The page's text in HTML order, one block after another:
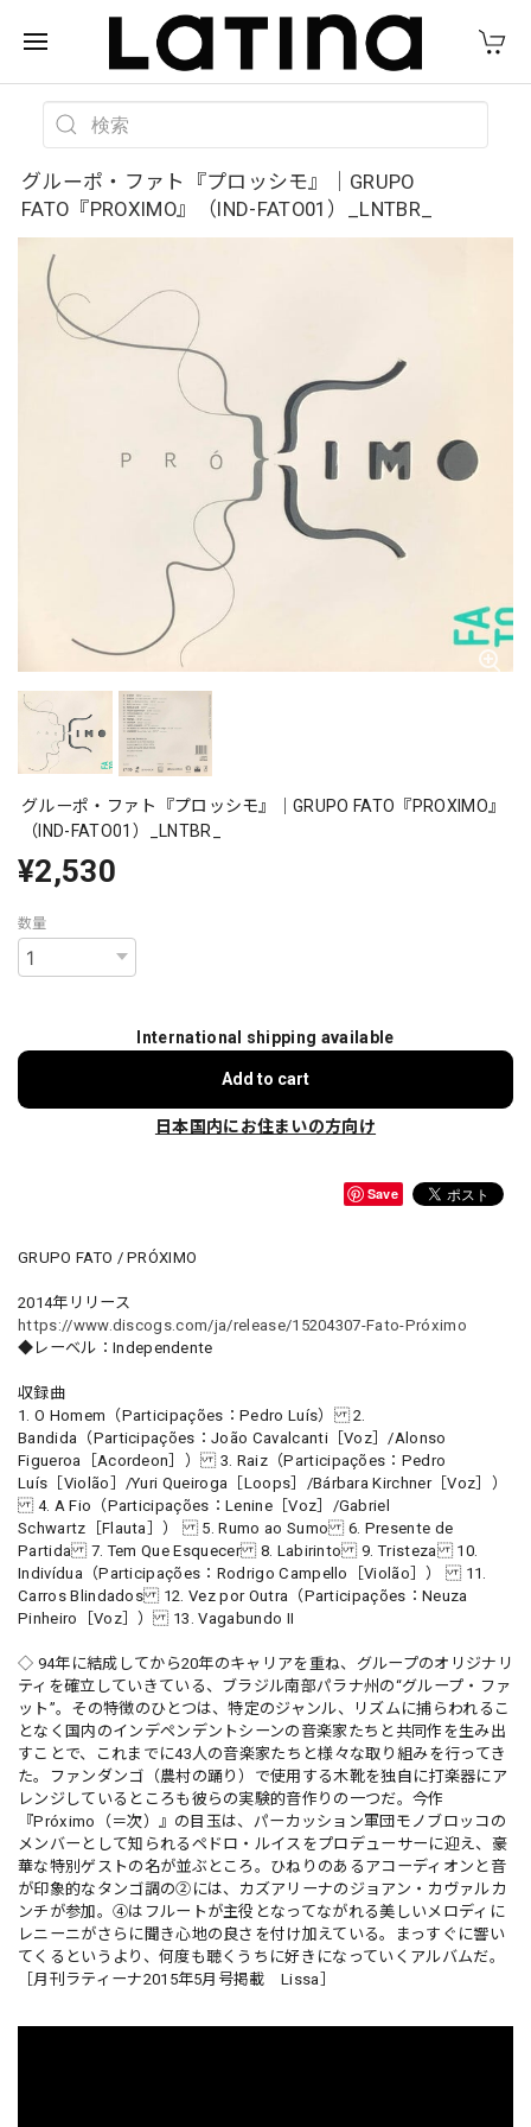
グルーポ・ファト『プロッシモ』｜GRUPO
FATO『PROXIMO』（IND-FATO01）_LNTBR_
グルーポ・ファト『プロッシモ』｜GRUPO FATO『PROXIMO』
（IND-FATO01）_LNTBR_
¥2,530
数量
International shipping available
Add to cart
日本国内にお住まいの方向け
Save
GRUPO FATO / PRÓXIMO
2014年リリース
https://www.discogs.com/ja/release/15204307-Fato-Próximo
◆レーベル：Independente
収録曲
1. O Homem（Participações：Pedro Luís） 2.
Bandida（Participações：João Cavalcanti［Voz］/Alonso
Figueroa［Acordeon］） 3. Raiz（Participações：Pedro
Luís［Violão］/Yuri Queiroga［Loops］/Bárbara Kirchner［Voz］）
4. A Fio（Participações：Lenine［Voz］/Gabriel
Schwartz［Flauta］） 5. Rumo ao Sumo 6. Presente de
Partida 7. Tem Que Esquecer 8. Labirinto 9. Tristeza 10.
Indivídua（Participações：Rodrigo Campello［Violão］） 11.
Carros Blindados 12. Vez por Outra（Participações：Neuza
Pinheiro［Voz］） 13. Vagabundo II
◇ 94年に結成してから20年のキャリアを重ね、グループのオリジナリ
ティを確立していきている、ブラジル南部パラナ州の“グループ・ファ
ット”。その特徴のひとつは、特定のジャンル、リズムに捕らわれるこ
となく国内のインデペンデントシーンの音楽家たちと共同作を生み出
すことで、これまでに43人の音楽家たちと様々な取り組みを行ってき
た。ファンダンゴ（農村の踊り）で使用する木靴を独自に打楽器にア
レンジしているところも彼らの実験的音作りの一つだ。今作
『Próximo（＝次）』の目玉は、パーカッション軍団モノブロッコの
メンバーとして知られるペドロ・ルイスをプロデューサーに迎え、豪
華な特別ゲストの名が並ぶところ。ひねりのあるアコーディオンと音
が印象的なタンゴ調の②には、カズアリーナのジョアン・カヴァルカ
ンチが参加。④はフルートが主役となってながれる美しいメロディに
レニーニがさらに聞き心地の良さを付け加えている。まっすぐに響い
てくるというより、何度も聴くうちに好きになっていくアルバムだ。
［月刊ラティーナ2015年5月号掲載 Lissa］